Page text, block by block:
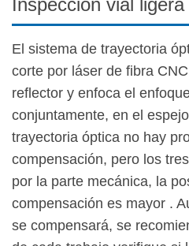
El sistema de trayectoria
corte por láser de fibra
reflector y enfoca el
conjuntamente, en el
trayectoria óptica no hay
compensación, pero los
por la parte mecánica, la
compensación es mayor .
se compensará, se